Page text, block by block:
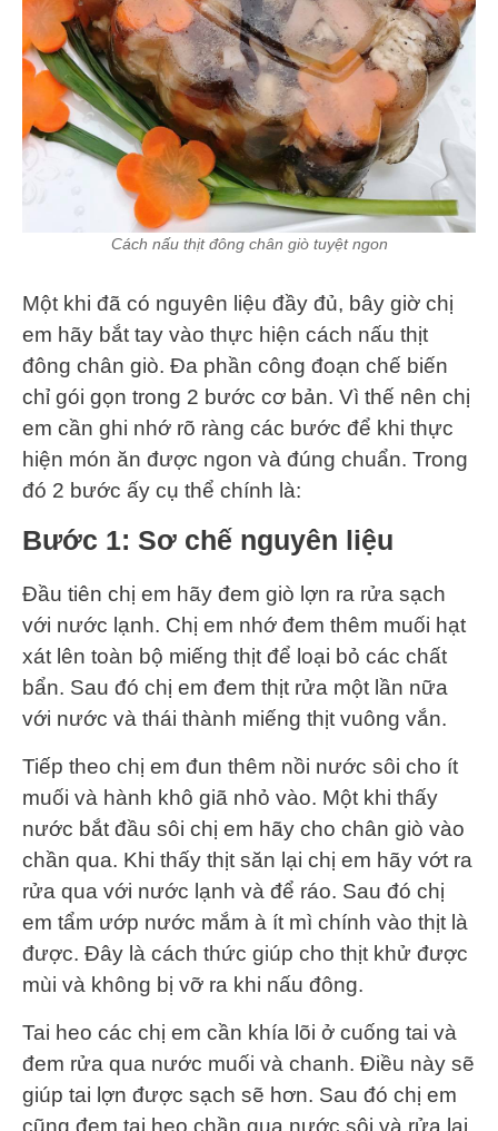
Cách nấu thịt đông chân giò tuyệt ngon
Một khi đã có nguyên liệu đầy đủ, bây giờ chị
em hãy bắt tay vào thực hiện cách nấu thịt
đông chân giò. Đa phần công đoạn chế biến
chỉ gói gọn trong 2 bước cơ bản. Vì thế nên chị
em cần ghi nhớ rõ ràng các bước để khi thực
hiện món ăn được ngon và đúng chuẩn. Trong
đó 2 bước ấy cụ thể chính là:
Bước 1: Sơ chế nguyên liệu
Đầu tiên chị em hãy đem giò lợn ra rửa sạch
với nước lạnh. Chị em nhớ đem thêm muối hạt
xát lên toàn bộ miếng thịt để loại bỏ các chất
bẩn. Sau đó chị em đem thịt rửa một lần nữa
với nước và thái thành miếng thịt vuông vắn.
Tiếp theo chị em đun thêm nồi nước sôi cho ít
muối và hành khô giã nhỏ vào. Một khi thấy
nước bắt đầu sôi chị em hãy cho chân giò vào
chần qua. Khi thấy thịt săn lại chị em hãy vớt ra
rửa qua với nước lạnh và để ráo. Sau đó chị
em tẩm ướp nước mắm à ít mì chính vào thịt là
được. Đây là cách thức giúp cho thịt khử được
mùi và không bị vỡ ra khi nấu đông.
Tai heo các chị em cần khía lõi ở cuống tai và
đem rửa qua nước muối và chanh. Điều này sẽ
giúp tai lợn được sạch sẽ hơn. Sau đó chị em
cũng đem tai heo chần qua nước sôi và rửa lại